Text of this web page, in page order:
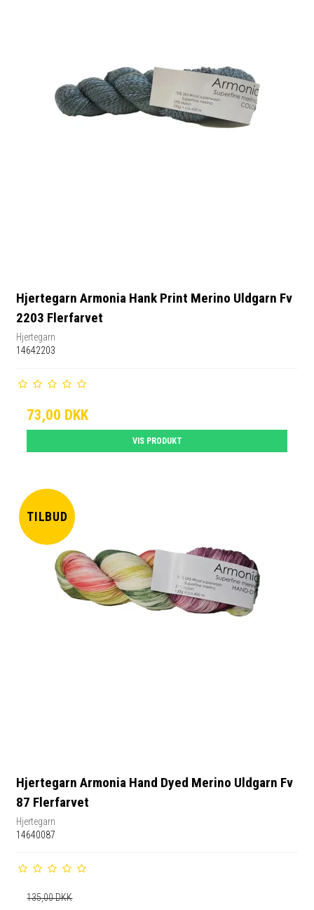
Hjertegarn Armonia Hank Print Merino Uldgarn Fv
2203 Flerfarvet
Hjertegarn
14642203
73,00 DKK
VIS PRODUKT
TILBUD
Hjertegarn Armonia Hand Dyed Merino Uldgarn Fv
87 Flerfarvet
Hjertegarn
14640087
135,00 DKK